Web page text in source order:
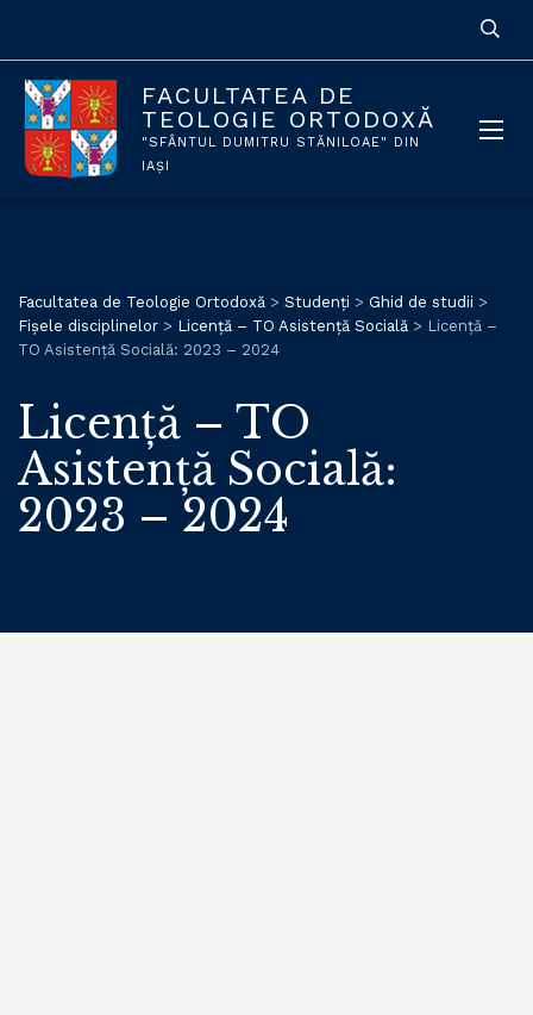
FACULTATEA DE
TEOLOGIE ORTODOXĂ
"SFÂNTUL DUMITRU STĂNILOAE" DIN
IAȘI
Facultatea de Teologie Ortodoxă > Studenți > Ghid de studii >
Fișele disciplinelor > Licență – TO Asistență Socială > Licență –
TO Asistență Socială: 2023 – 2024
Licență – TO
Asistență Socială:
2023 – 2024